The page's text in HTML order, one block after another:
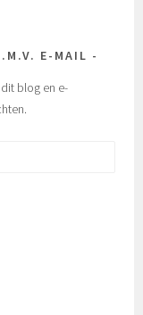
E-MAIL
blog en e-